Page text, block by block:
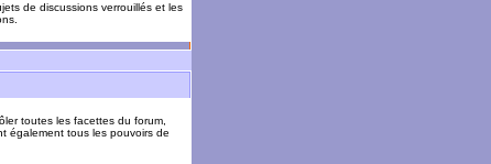
de discussions verrouillés et les
toutes les facettes du forum,
également tous les pouvoirs de